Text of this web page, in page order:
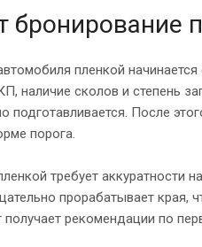
бронирование
пленкой
наличие сколов и степень
подготавливается. После
порога.
требует аккуратности
прорабатывает
получает рекомендации по